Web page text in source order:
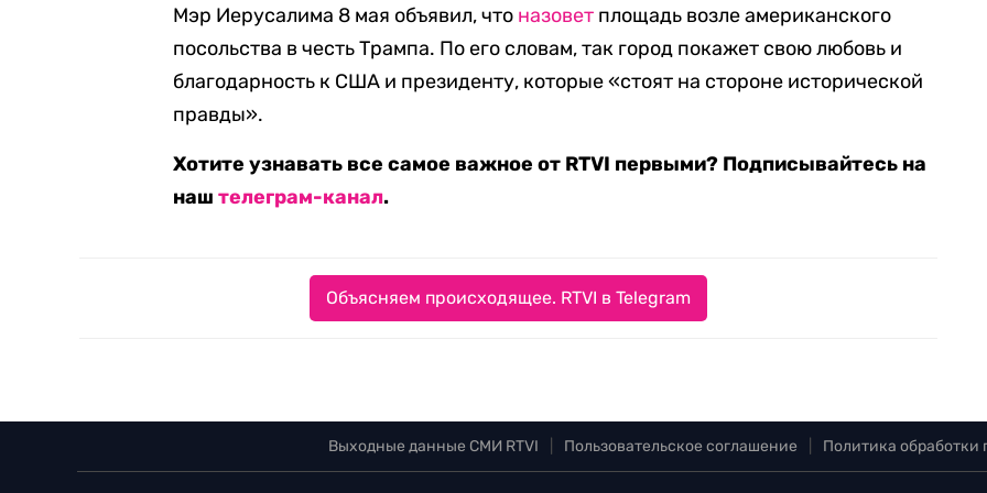
Мэр Иерусалима 8 мая объявил, что назовет площадь возле американского
посольства в честь Трампа. По его словам, так город покажет свою любовь и
благодарность к США и президенту, которые «стоят на стороне исторической
правды».
Хотите узнавать все самое важное от RTVI первыми? Подписывайтесь на
наштелеграм-канал.
Объясняем происходящее. RTVI в Telegram
Выходные данные СМИ RTVI Пользовательское соглашение Политика